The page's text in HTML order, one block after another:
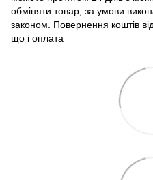
обміняти товар, за умови
законом. Повернення коштів
що і оплата